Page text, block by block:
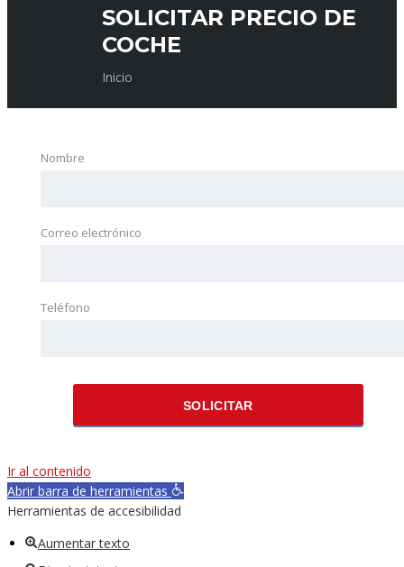
SOLICITAR PRECIO DE
COCHE
Inicio
Nombre
Correo electrónico
Teléfono
SOLICITAR
Ir al contenido
Abrir barra de herramientas
Herramientas de accesibilidad
Aumentar texto